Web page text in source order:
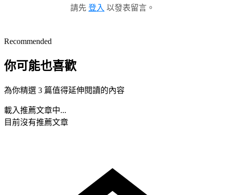
請先 登入 以發表留言。
Recommended
你可能也喜歡
為你精選 3 篇值得延伸閱讀的內容
載入推薦文章中...
目前沒有推薦文章